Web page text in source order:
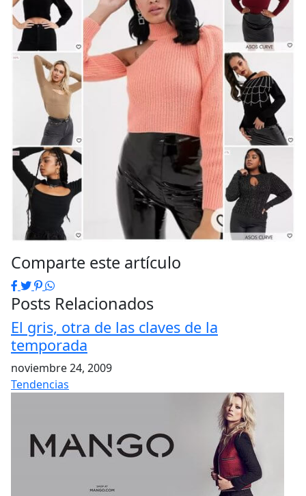
Comparte este artículo
Facebook
Twitter
Pinterest
WhatsApp
Posts Relacionados
El gris, otra de las claves de la
temporada
noviembre 24, 2009
Tendencias